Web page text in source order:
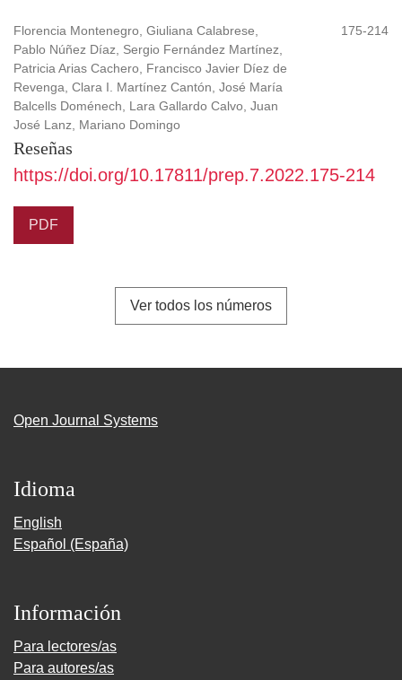
Florencia Montenegro, Giuliana Calabrese,
Pablo Núñez Díaz, Sergio Fernández Martínez,
Patricia Arias Cachero, Francisco Javier Díez de
Revenga, Clara I. Martínez Cantón, José María
Balcells Doménech, Lara Gallardo Calvo, Juan
José Lanz, Mariano Domingo
175-214
Reseñas
https://doi.org/10.17811/prep.7.2022.175-214
PDF
Ver todos los números
Open Journal Systems
Idioma
English
Español (España)
Información
Para lectores/as
Para autores/as